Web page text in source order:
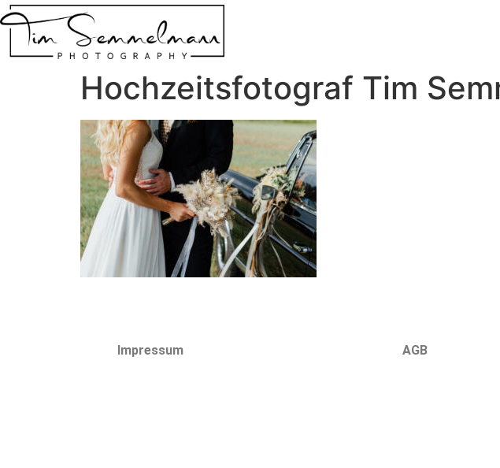
Hochzeitsfotograf Tim
Impressum AGB